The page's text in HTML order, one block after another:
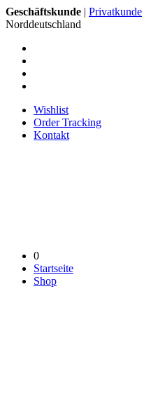
Geschäftskunde | Privatkunde
Norddeutschland
Wishlist
Order Tracking
Kontakt
0
Startseite
Shop